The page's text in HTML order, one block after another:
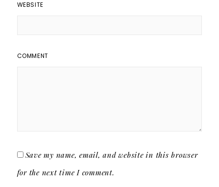
WEBSITE
COMMENT
Save my name, email, and website in this browser
for the next time I comment.